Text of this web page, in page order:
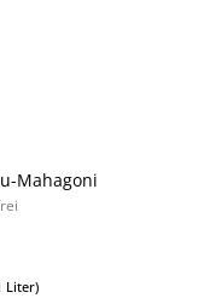
Mahagoni
Liter)